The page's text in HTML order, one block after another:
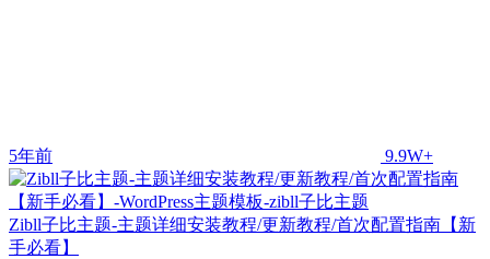
5年前 9.9W+
Zibll子比主题-主题详细安装教程/更新教程/首次配置指南【新
手必看】